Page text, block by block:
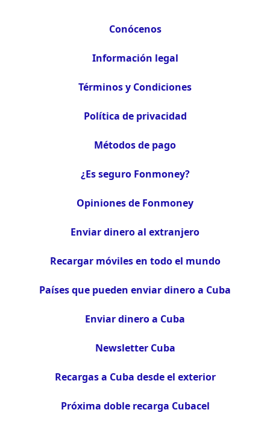
Conócenos
Información legal
Términos y Condiciones
Política de privacidad
Métodos de pago
¿Es seguro Fonmoney?
Opiniones de Fonmoney
Enviar dinero al extranjero
Recargar móviles en todo el mundo
Países que pueden enviar dinero a Cuba
Enviar dinero a Cuba
Newsletter Cuba
Recargas a Cuba desde el exterior
Próxima doble recarga Cubacel